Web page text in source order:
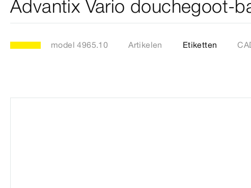
Advantix Vario douchegoot-
model 4965.10 Artikelen Etiketten